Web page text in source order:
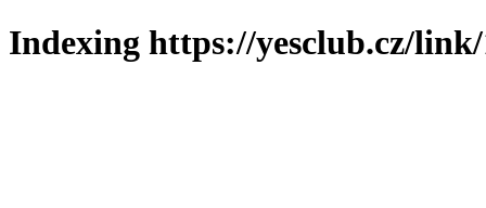
Indexing https://yesclub.cz/link/